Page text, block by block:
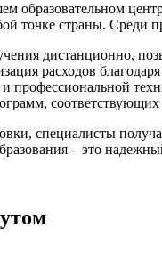
образовательном
точке страны. Среди
дистанционно,
расходов
профессиональной
специалисты
– это